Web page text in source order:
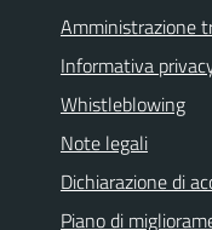
Amministrazione
Informativa
Whistleblowing
Note legali
Dichiarazione di
Piano di